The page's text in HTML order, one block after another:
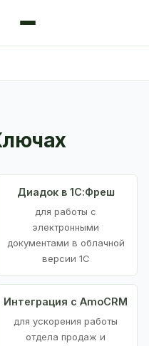
Диадок в 1С:Фреш
для работы с
электронными
документами в облачной
версии 1С
Интеграция с AmoCRM
для ускорения работы
отдела продаж и